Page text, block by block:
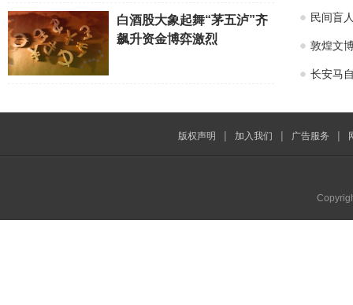
白酒股大象起舞“茅五泸”齐
飙升资金博弈激烈
民间盲
敦煌文
长安马
版权声明 | 加入我们 | 广告服务 |